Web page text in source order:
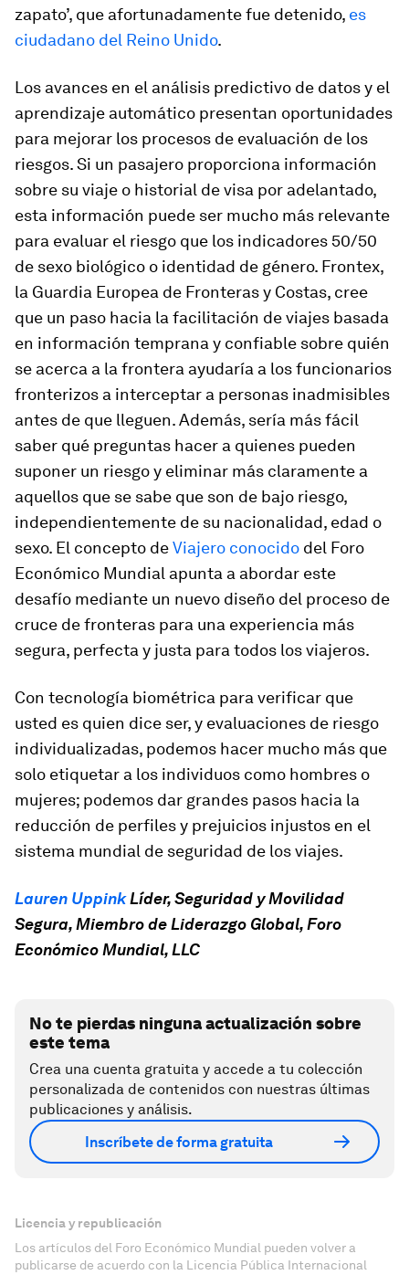
zapato’, que afortunadamente fue detenido, es
ciudadano del Reino Unido.
Los avances en el análisis predictivo de datos y el
aprendizaje automático presentan oportunidades
para mejorar los procesos de evaluación de los
riesgos. Si un pasajero proporciona información
sobre su viaje o historial de visa por adelantado,
esta información puede ser mucho más relevante
para evaluar el riesgo que los indicadores 50/50
de sexo biológico o identidad de género. Frontex,
la Guardia Europea de Fronteras y Costas, cree
que un paso hacia la facilitación de viajes basada
en información temprana y confiable sobre quién
se acerca a la frontera ayudaría a los funcionarios
fronterizos a interceptar a personas inadmisibles
antes de que lleguen. Además, sería más fácil
saber qué preguntas hacer a quienes pueden
suponer un riesgo y eliminar más claramente a
aquellos que se sabe que son de bajo riesgo,
independientemente de su nacionalidad, edad o
sexo. El concepto deViajero conocido del Foro
Económico Mundial apunta a abordar este
desafío mediante un nuevo diseño del proceso de
cruce de fronteras para una experiencia más
segura, perfecta y justa para todos los viajeros.
Con tecnología biométrica para verificar que
usted es quien dice ser, y evaluaciones de riesgo
individualizadas, podemos hacer mucho más que
solo etiquetar a los individuos como hombres o
mujeres; podemos dar grandes pasos hacia la
reducción de perfiles y prejuicios injustos en el
sistema mundial de seguridad de los viajes.
Lauren UppinkLíder, Seguridad y Movilidad
Segura, Miembro de Liderazgo Global, Foro
Económico Mundial, LLC
No te pierdas ninguna actualización sobre
este tema
Crea una cuenta gratuita y accede a tu colección
personalizada de contenidos con nuestras últimas
publicaciones y análisis.
Inscríbete de forma gratuita
Licencia y republicación
Los artículos del Foro Económico Mundial pueden volver a
publicarse de acuerdo con la Licencia Pública Internacional